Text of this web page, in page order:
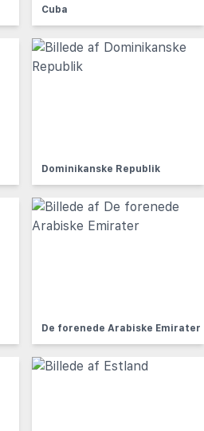
Cuba
Dominikanske Republik
De forenede Arabiske Emirater